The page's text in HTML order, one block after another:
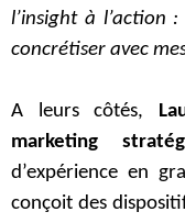
l’insight à l’action
concrétiser avec
A leurs côtés,
marketing
d’expérience en
conçoit des